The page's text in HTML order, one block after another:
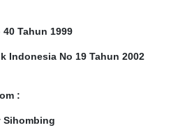
Tahun 1999
Indonesia No 19 Tahun 2002
:
Sihombing